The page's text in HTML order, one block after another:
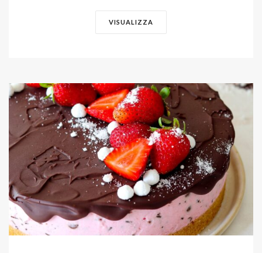
VISUALIZZA